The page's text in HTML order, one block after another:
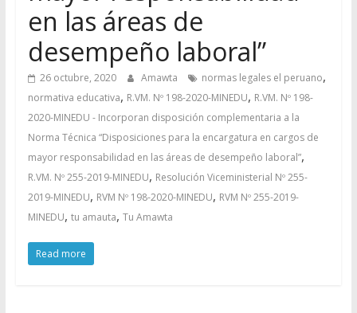
en las áreas de
desempeño laboral”
26 octubre, 2020 Amawta normas legales el peruano,
normativa educativa, R.VM. Nº 198-2020-MINEDU, R.VM. Nº 198-
2020-MINEDU - Incorporan disposición complementaria a la
Norma Técnica “Disposiciones para la encargatura en cargos de
mayor responsabilidad en las áreas de desempeño laboral”,
R.VM. Nº 255-2019-MINEDU, Resolución Viceministerial Nº 255-
2019-MINEDU, RVM Nº 198-2020-MINEDU, RVM Nº 255-2019-
MINEDU, tu amauta, Tu Amawta
Read more